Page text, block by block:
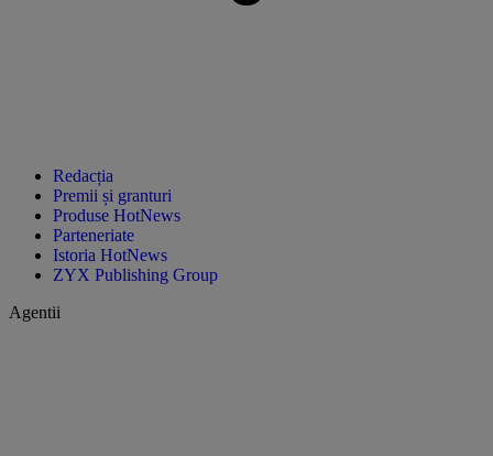
Redacția
Premii și granturi
Produse HotNews
Parteneriate
Istoria HotNews
ZYX Publishing Group
Agentii